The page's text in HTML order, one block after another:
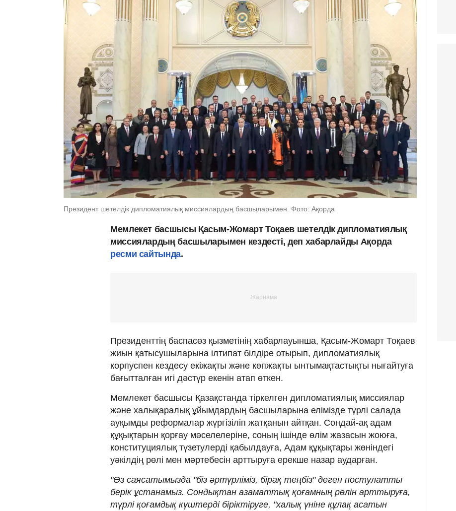
Президент шетелдік дипломатиялық миссиялардың басшыларымен. Фото: Ақорда
Мемлекет басшысы Қасым-Жомарт Тоқаев шетелдік дипломатиялық
миссиялардың басшыларымен кездесті, деп хабарлайды Ақорда
ресми сайтында.
Президенттің баспасөз қызметінің хабарлауынша, Қасым-Жомарт Тоқаев
жиын қатысушыларына ілтипат білдіре отырып, дипломатиялық
корпуспен кездесу екіжақты және көпжақты ынтымақтастықты нығайтуға
бағытталған игі дәстүр екенін атап өткен.
Мемлекет басшысы Қазақстанда тіркелген дипломатиялық миссиялар
және халықаралық ұйымдардың басшыларына елімізде түрлі салада
ауқымды реформалар жүргізіліп жатқанын айтқан. Сондай-ақ адам
құқықтарын қорғау мәселелеріне, соның ішінде өлім жазасын жоюға,
конституциялық түзетулерді қабылдауға, Адам құқықтары жөніндегі
уәкілдің рөлі мен мәртебесін арттыруға ерекше назар аударған.
"Өз саясатымызда "біз әртүрліміз, бірақ теңбіз" деген постулатты
берік ұстанамыз. Сондықтан азаматтық қоғамның рөлін арттыруға,
түрлі қоғамдық күштерді біріктіруге, "халық үніне құлақ асатын